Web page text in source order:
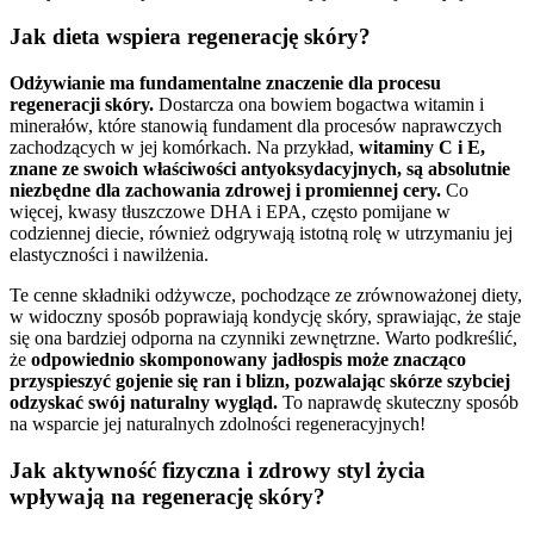
Jak dieta wspiera regenerację skóry?
Odżywianie ma fundamentalne znaczenie dla procesu
regeneracji skóry. Dostarcza ona bowiem bogactwa witamin i
minerałów, które stanowią fundament dla procesów naprawczych
zachodzących w jej komórkach. Na przykład, witaminy C i E,
znane ze swoich właściwości antyoksydacyjnych, są absolutnie
niezbędne dla zachowania zdrowej i promiennej cery. Co
więcej, kwasy tłuszczowe DHA i EPA, często pomijane w
codziennej diecie, również odgrywają istotną rolę w utrzymaniu jej
elastyczności i nawilżenia.
Te cenne składniki odżywcze, pochodzące ze zrównoważonej diety,
w widoczny sposób poprawiają kondycję skóry, sprawiając, że staje
się ona bardziej odporna na czynniki zewnętrzne. Warto podkreślić,
że odpowiednio skomponowany jadłospis może znacząco
przyspieszyć gojenie się ran i blizn, pozwalając skórze szybciej
odzyskać swój naturalny wygląd. To naprawdę skuteczny sposób
na wsparcie jej naturalnych zdolności regeneracyjnych!
Jak aktywność fizyczna i zdrowy styl życia
wpływają na regenerację skóry?